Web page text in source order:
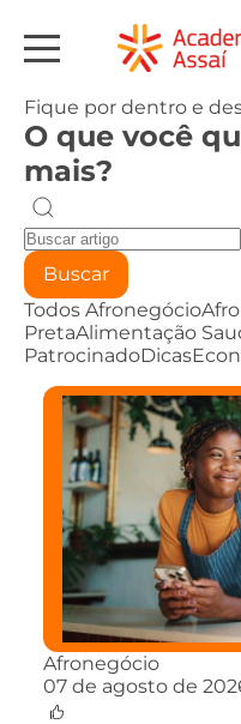
Fique por dentro e
O que você
mais?
Buscar
Todos Afronegócio
PretaAlimentação
PatrocinadoDicas
Afronegócio
07 de agosto de